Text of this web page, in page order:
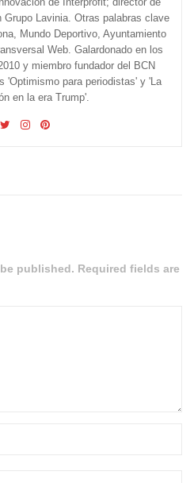
Lavinia. Otras palabras clave
Mundo Deportivo, Ayuntamiento
Web. Galardonado en los
y miembro fundador del BCN
'Optimismo para periodistas' y 'La
en la era Trump'.
published. Required fields are